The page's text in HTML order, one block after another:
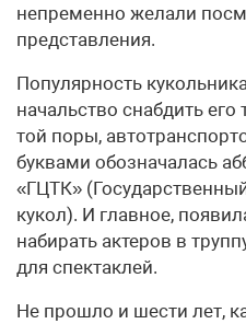
непременно желали
представления.
Популярность
начальство снабдить
той поры,
буквами обозначалась
«ГЦТК»
кукол). И главное,
набирать актеров в
для спектаклей.
Не прошло и шести лет,